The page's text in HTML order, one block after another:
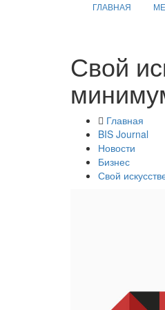
ГЛАВНАЯ
Свой
Главная
BIS Journal
Новости
Бизнес
Свой